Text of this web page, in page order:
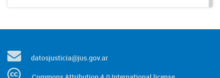
datosjusticia@jus.gov.ar